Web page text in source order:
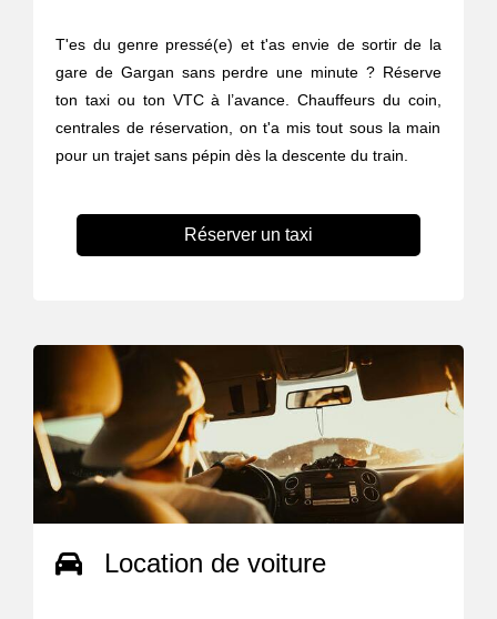
T'es du genre pressé(e) et t'as envie de sortir de la
gare de Gargan sans perdre une minute ? Réserve
ton taxi ou ton VTC à l’avance. Chauffeurs du coin,
centrales de réservation, on t'a mis tout sous la main
pour un trajet sans pépin dès la descente du train.
Réserver un taxi
Location de voiture